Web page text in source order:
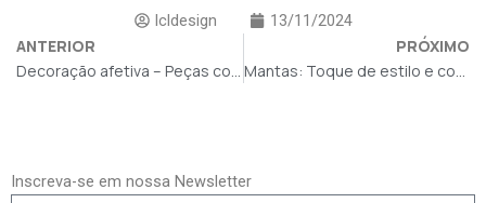
lcldesign 13/11/2024
ANTERIOR
Decoração afetiva – Peças com sentimento
PRÓXIMO
Mantas: Toque de estilo e conforto
Inscreva-se em nossa Newsletter